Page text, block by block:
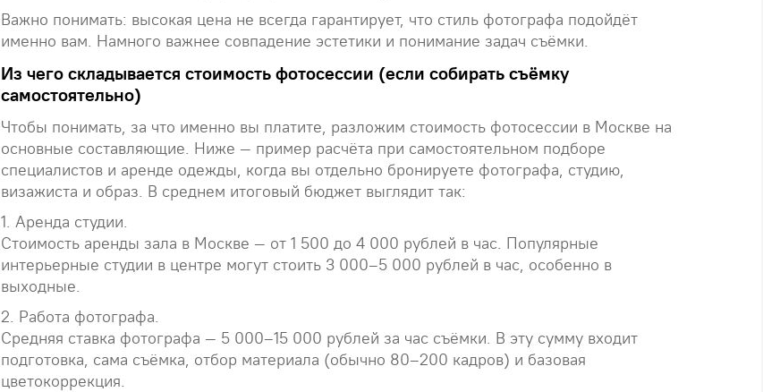
Важно понимать: высокая цена не всегда гарантирует, что стиль фотографа подойдёт
именно вам. Намного важнее совпадение эстетики и понимание задач съёмки.
Из чего складывается стоимость фотосессии (если собирать съёмку
самостоятельно)
Чтобы понимать, за что именно вы платите, разложим стоимость фотосессии в Москве на
основные составляющие. Ниже — пример расчёта при самостоятельном подборе
специалистов и аренде одежды, когда вы отдельно бронируете фотографа, студию,
визажиста и образ. В среднем итоговый бюджет выглядит так:
1. Аренда студии.
Стоимость аренды зала в Москве — от 1 500 до 4 000 рублей в час. Популярные
интерьерные студии в центре могут стоить 3 000–5 000 рублей в час, особенно в
выходные.
2. Работа фотографа.
Средняя ставка фотографа — 5 000–15 000 рублей за час съёмки. В эту сумму входит
подготовка, сама съёмка, отбор материала (обычно 80–200 кадров) и базовая
цветокоррекция.